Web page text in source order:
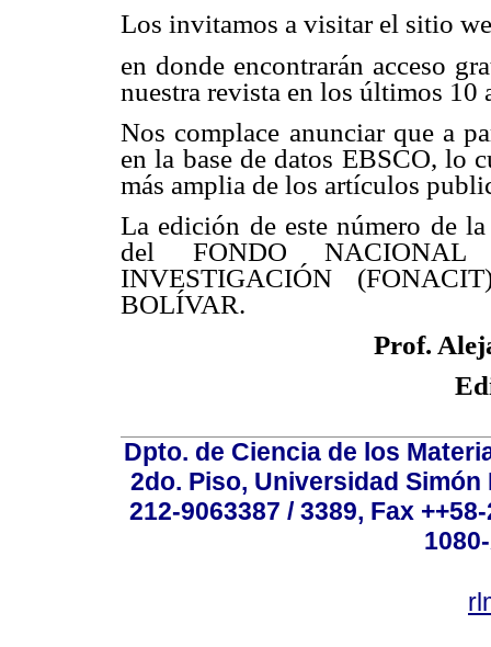
Los invitamos a visitar el sitio
en donde encontrarán acceso
nuestra revista en los últimos 10
Nos complace anunciar que a
en la base de datos EBSCO, lo
más amplia de los artículos
La edición de este número de
del FONDO
INVESTIGACIÓN
BOLÍVAR.
Prof.
Dpto. de Ciencia de los
2do. Piso, Universidad
212-9063387 / 3389, Fax